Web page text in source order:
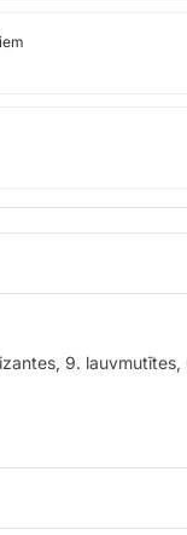
9. lauvmutītes,